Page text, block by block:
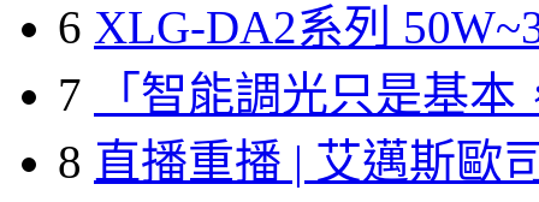
6 XLG-DA2系列
7
「智能調光只是基本
8 直播重播 | 艾邁斯歐